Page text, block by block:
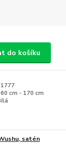
do košíku
cm - 170 cm
satén